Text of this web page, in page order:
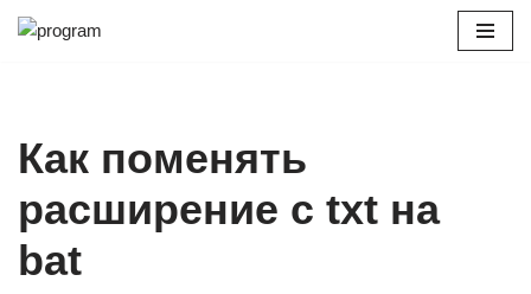
Как поменять
расширение с txt на
bat